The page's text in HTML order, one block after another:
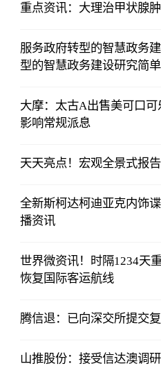
重点资讯：大理治甲状腺
服务政府转型的智慧政务
型的智慧政务建设研究简
大摩：太古A出售美可口
影响常规派息
天天亮点！宏观全景式报
全新斯柯达柯迪亚克内饰
播资讯
世界微资讯！时隔1234天
恢复国际客运航线
腾信退：已向深交所提交
山推股份：接受信达澳调研